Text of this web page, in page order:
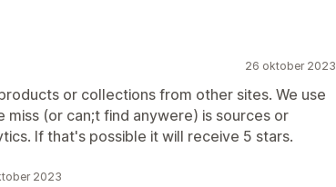
26 oktober 2023
or collections from other sites. We use
miss (or can;t find anywere) is sources or
If that's possible it will receive 5 stars.
2023